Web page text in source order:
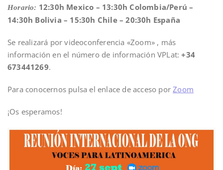
Horario: 12:30h Mexico – 13:30h Colombia/Perú –
14:30h Bolivia – 15:30h Chile – 20:30h España
Se realizará por videoconferencia «Zoom» , más
información en el número de información VPLat:+34
673441269.
Para conocernos pulsa el enlace de acceso porZoom
¡Os esperamos!